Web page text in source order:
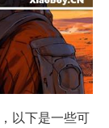
以下是一些可